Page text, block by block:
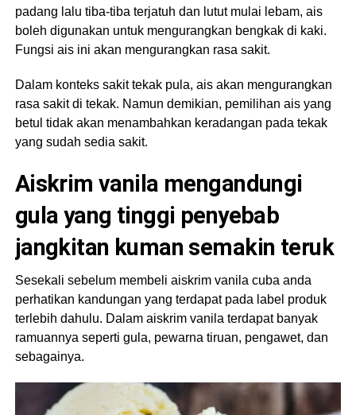
padang lalu tiba-tiba terjatuh dan lutut mulai lebam, ais
boleh digunakan untuk mengurangkan bengkak di kaki.
Fungsi ais ini akan mengurangkan rasa sakit.
Dalam konteks sakit tekak pula, ais akan mengurangkan
rasa sakit di tekak. Namun demikian, pemilihan ais yang
betul tidak akan menambahkan keradangan pada tekak
yang sudah sedia sakit.
Aiskrim vanila mengandungi
gula yang tinggi penyebab
jangkitan kuman semakin teruk
Sesekali sebelum membeli aiskrim vanila cuba anda
perhatikan kandungan yang terdapat pada label produk
terlebih dahulu. Dalam aiskrim vanila terdapat banyak
ramuannya seperti gula, pewarna tiruan, pengawet, dan
sebagainya.